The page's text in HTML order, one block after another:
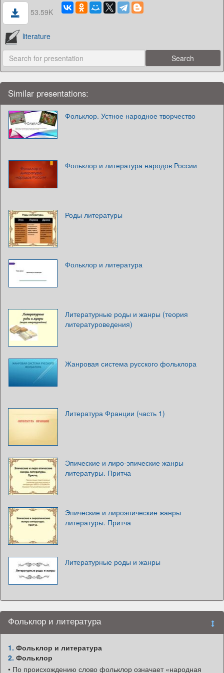
53.59K
literature
Similar presentations:
Фольклор. Устное народное творчество
Фольклор и литература народов России
Роды литературы
Фольклор и литература
Литературные роды и жанры (теория
литературоведения)
Жанровая система русского фольклора
Литература Франции (часть 1)
Эпические и лиро-эпические жанры
литературы. Притча
Эпические и лироэпические жанры
литературы. Притча
Литературные роды и жанры
Фольклор и литература
1. Фольклор и литература
2. Фольклор
• По происхождению слово фольклор означает «народная